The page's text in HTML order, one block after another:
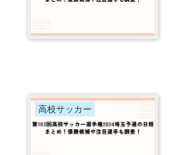
高校サッカー